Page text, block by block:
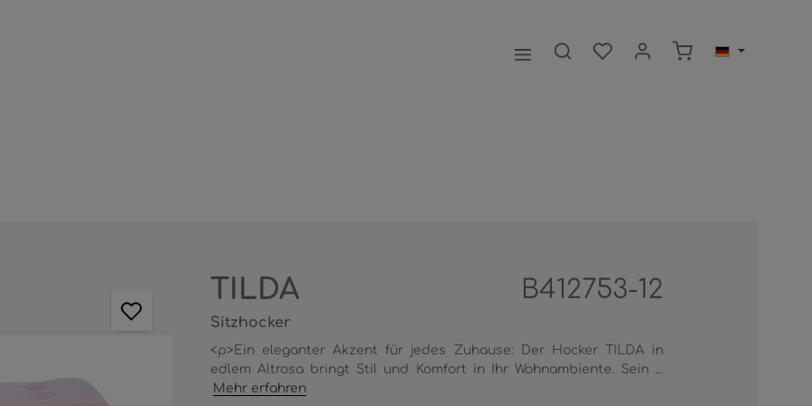
TILDA B412753-12
Sitzhocker
<p>Ein eleganter Akzent für jedes Zuhause: Der Hocker TILDA in
edlem Altrosa bringt Stil und Komfort in Ihr Wohnambiente. Sein ...
Mehr erfahren